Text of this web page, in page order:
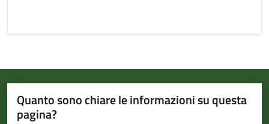
Quanto sono chiare le informazioni su questa
pagina?